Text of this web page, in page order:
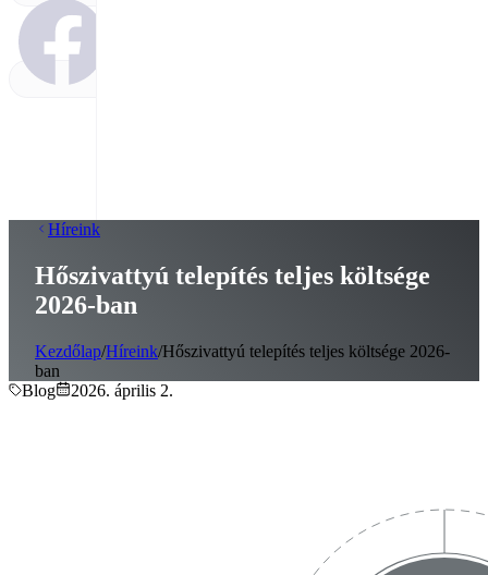
Híreink
Hőszivattyú telepítés teljes költsége
2026-ban
Kezdőlap/Híreink/Hőszivattyú telepítés teljes költsége 2026-
ban
Blog
2026. április 2.